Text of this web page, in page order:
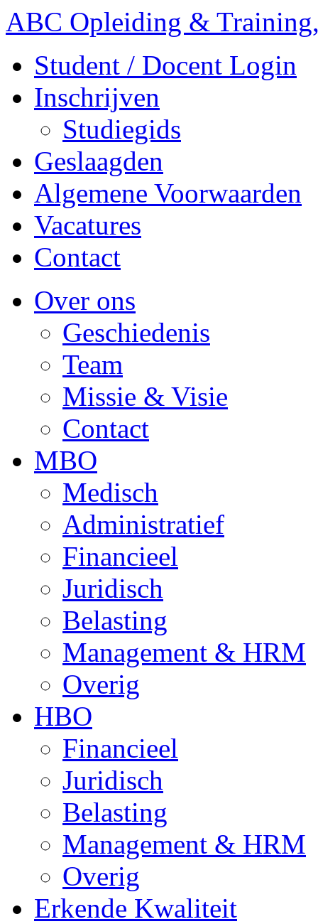
ABC Opleiding &
Student / Docent Login
Inschrijven
Studiegids
Geslaagden
Algemene Voorwaarden
Vacatures
Contact
Over ons
Geschiedenis
Team
Missie & Visie
Contact
MBO
Medisch
Administratief
Financieel
Juridisch
Belasting
Management & HRM
Overig
HBO
Financieel
Juridisch
Belasting
Management & HRM
Overig
Erkende Kwaliteit